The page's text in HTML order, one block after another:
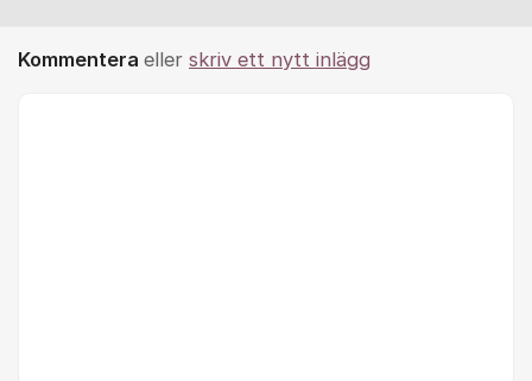
Kommentera eller skriv ett nytt inlägg